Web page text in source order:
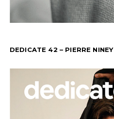
DEDICATE 42 – PIERRE NINEY